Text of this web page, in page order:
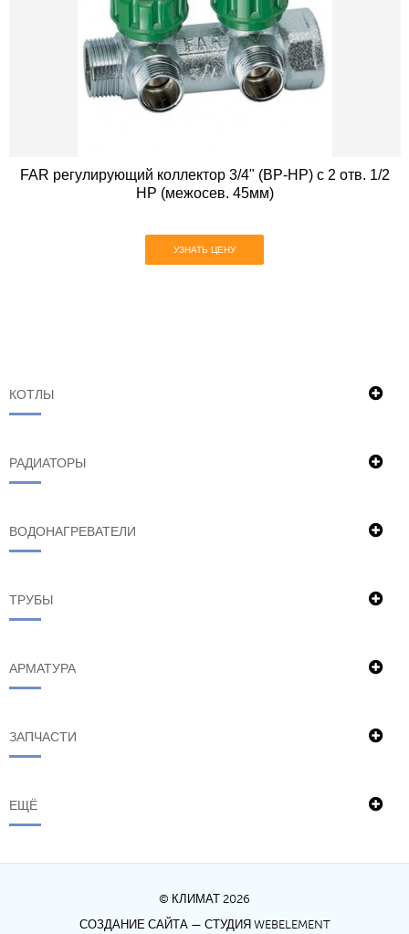
FAR регулирующий коллектор 3/4" (ВР-НР) с 2 отв. 1/2
НР (межосев. 45мм)
УЗНАТЬ ЦЕНУ
КОТЛЫ
РАДИАТОРЫ
ВОДОНАГРЕВАТЕЛИ
ТРУБЫ
АРМАТУРА
ЗАПЧАСТИ
ЕЩЁ
© КЛИМАТ 2026
СОЗДАНИЕ САЙТА— СТУДИЯ WEBELEMENT